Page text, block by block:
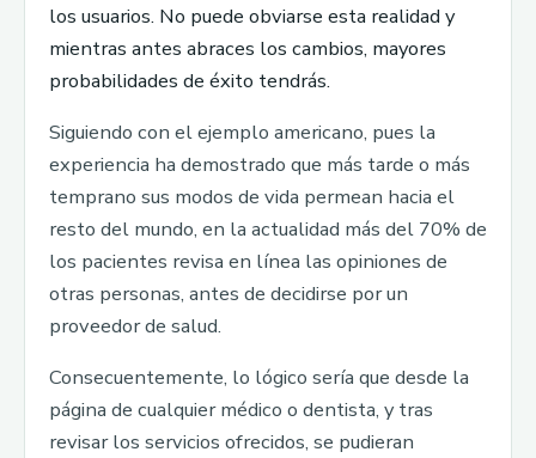
los usuarios. No puede obviarse esta realidad y
mientras antes abraces los cambios, mayores
probabilidades de éxito tendrás.
Siguiendo con el ejemplo americano, pues la
experiencia ha demostrado que más tarde o más
temprano sus modos de vida permean hacia el
resto del mundo, en la actualidad más del 70% de
los pacientes revisa en línea las opiniones de
otras personas, antes de decidirse por un
proveedor de salud.
Consecuentemente, lo lógico sería que desde la
página de cualquier médico o dentista, y tras
revisar los servicios ofrecidos, se pudieran